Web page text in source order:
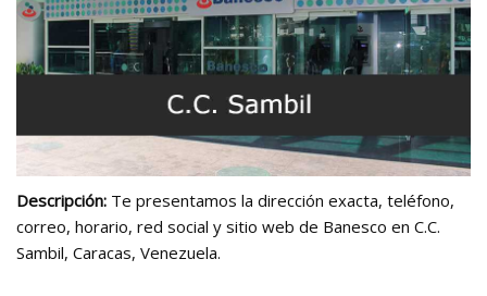
Descripción: Te presentamos la dirección exacta, teléfono,
correo, horario, red social y sitio web de Banesco en C.C.
Sambil, Caracas, Venezuela.